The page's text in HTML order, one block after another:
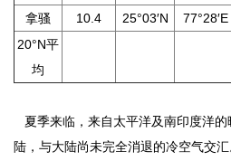
拿骚
10.4 25°03′N 77°28′E
20°N平
均
夏季来临，来自太平洋及南印度洋
陆，与大陆尚未完全消退的冷空气交